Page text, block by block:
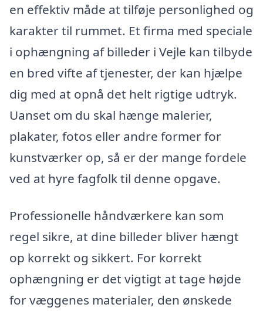
en effektiv måde at tilføje personlighed og
karakter til rummet. Et firma med speciale
i ophængning af billeder i Vejle kan tilbyde
en bred vifte af tjenester, der kan hjælpe
dig med at opnå det helt rigtige udtryk.
Uanset om du skal hænge malerier,
plakater, fotos eller andre former for
kunstværker op, så er der mange fordele
ved at hyre fagfolk til denne opgave.
Professionelle håndværkere kan som
regel sikre, at dine billeder bliver hængt
op korrekt og sikkert. For korrekt
ophængning er det vigtigt at tage højde
for væggenes materialer, den ønskede